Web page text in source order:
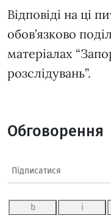
Відповіді на ці
обов’язково
матеріалах
розслідувань”.
Обговорення
Підписатися